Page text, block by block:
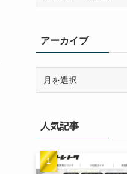
ーアーカイブ
ブ人気記事